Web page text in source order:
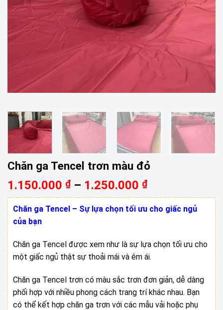
Chăn ga Tencel trơn màu đỏ
1.150.000 ₫ – 1.250.000 ₫Khoảng
giá:
từ
1.250.000 ₫
Chăn ga Tencel – Sự lựa chọn tối ưu cho giấc ngủ
của bạn
Chăn ga Tencel được xem như là sự lựa chọn tối ưu cho
một giấc ngủ thật sự thoải mái và êm ái.
Chăn ga Tencel trơn có màu sắc trơn đơn giản, dễ dàng
phối hợp với nhiều phong cách trang trí khác nhau. Bạn
có thể kết hợp chăn ga trơn với các mẫu vải hoặc phụ